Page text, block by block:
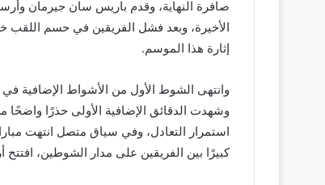
الأخيرة، وبعد فشل الفريقين في حسم اللقب
إثارة هذا الموسم.
وشهدت الدقائق الإضافية الأولى حذرًا واضحًا
كبيرًا بين الفريقين على مدار الشوطين،